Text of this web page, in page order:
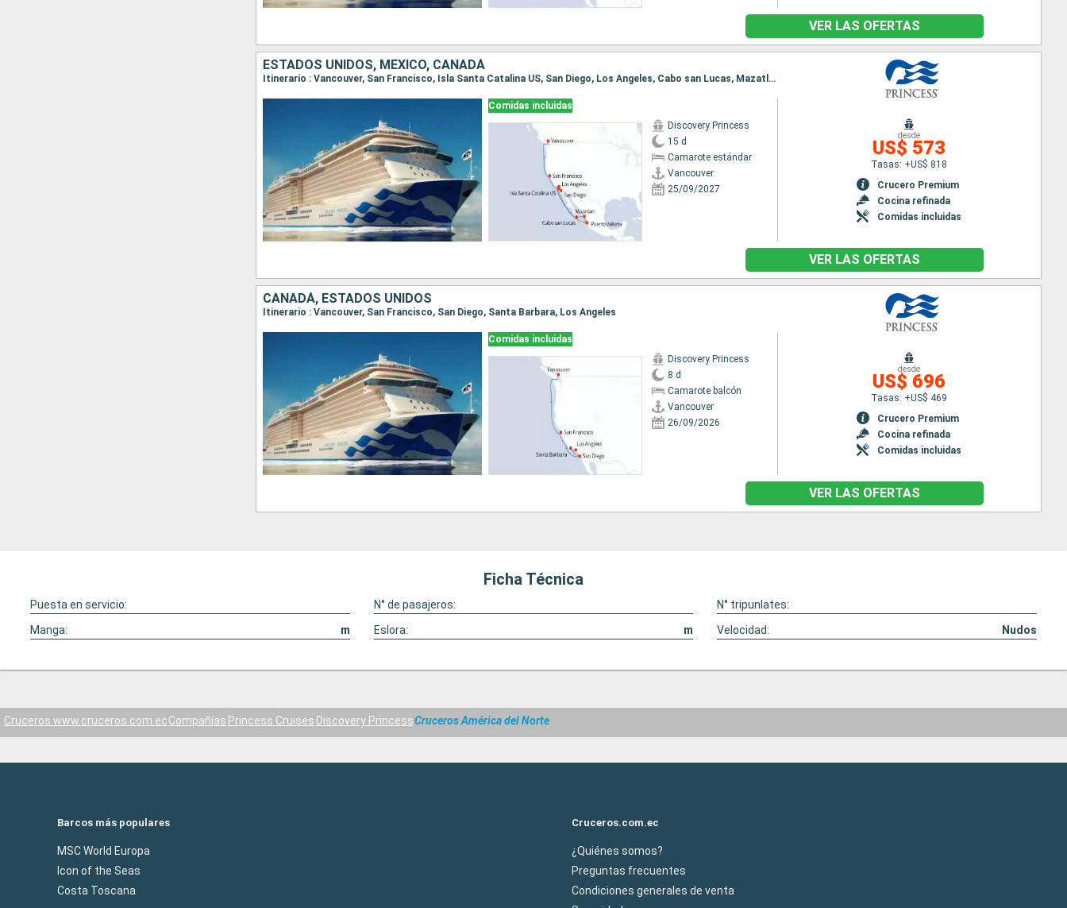
VER LAS OFERTAS
ESTADOS UNIDOS, MÉXICO, CANADÁ
Itinerario : Vancouver, San Francisco, Isla Santa Catalina US, San Diego, Los Angeles, Cabo san Lucas, Mazatlan, Puerto Vallarta, Los Angeles
Comidas incluidas
Discovery Princess
15 d
Camarote estándar
Vancouver
25/09/2027
desde
US$ 573
Tasas: +US$ 818
Crucero Premium
Cocina refinada
Comidas incluidas
VER LAS OFERTAS
CANADÁ, ESTADOS UNIDOS
Itinerario : Vancouver, San Francisco, San Diego, Santa Barbara, Los Angeles
Comidas incluidas
Discovery Princess
8 d
Camarote balcón
Vancouver
26/09/2026
desde
US$ 696
Tasas: +US$ 469
Crucero Premium
Cocina refinada
Comidas incluidas
VER LAS OFERTAS
Ficha Técnica
Puesta en servicio: N° de pasajeros:
N° tripunlates:
Manga:
m Eslora: m Velocidad: Nudos
Cruceros www.cruceros.com.ecCompañías Princess Cruises Discovery PrincessCruceros América del Norte
Barcos más populares
MSC World Europa
Icon of the Seas
Costa Toscana
Cruceros.com.ec
¿Quiénes somos?
Preguntas frecuentes
Condiciones generales de venta